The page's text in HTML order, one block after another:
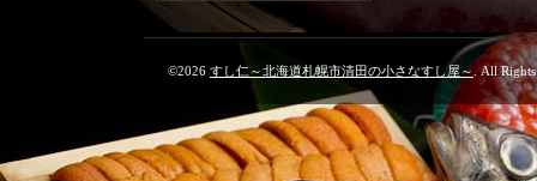
©2026 すし仁～北海道札幌市清田の小さなすし屋～ . All